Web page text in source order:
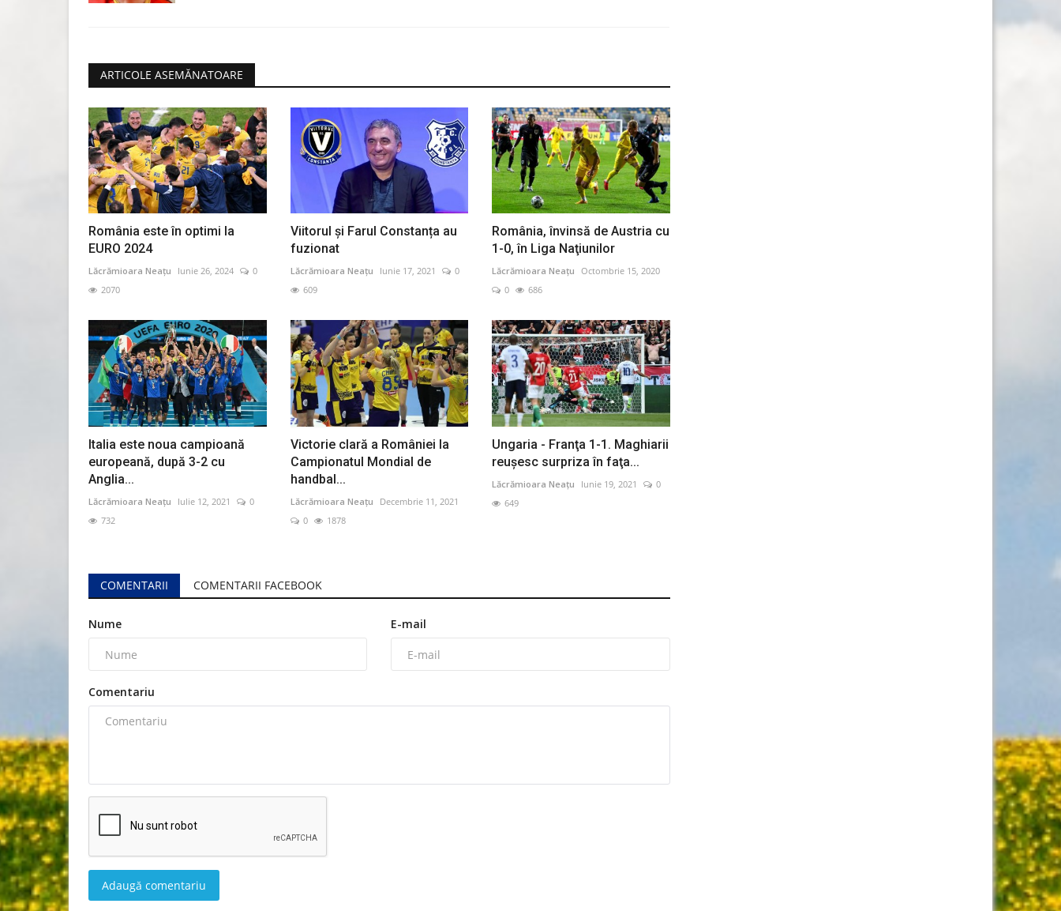
ARTICOLE ASEMĂNATOARE
România este în optimi la
EURO 2024
Lăcrămioara Neațu Iunie 26, 2024
0
2070
Viitorul și Farul Constanța au
fuzionat
Lăcrămioara Neațu Iunie 17, 2021
0
609
România, învinsă de Austria cu
1-0, în Liga Naţiunilor
Lăcrămioara Neațu
Octombrie 15, 2020
0
686
Italia este noua campioană
europeană, după 3-2 cu
Anglia...
Lăcrămioara Neațu Iulie 12, 2021
0
732
Victorie clară a României la
Campionatul Mondial de
handbal...
Lăcrămioara Neațu
Decembrie 11, 2021
0
1878
Ungaria - Franţa 1-1. Maghiarii
reuşesc surpriza în faţa...
Lăcrămioara Neațu Iunie 19, 2021
0
649
COMENTARII COMENTARII FACEBOOK
Nume E-mail
Comentariu
Adaugă comentariu